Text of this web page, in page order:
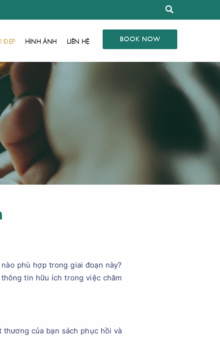
ĐẸP HÌNH ẢNH LIÊN HỆ BOOK NOW
phù hợp trong giai đoạn này?
tin hữu ích trong việc chăm
của bạn sách phục hồi và